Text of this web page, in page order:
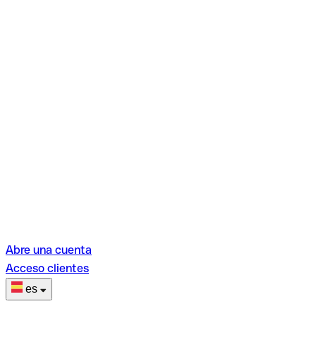
Abre una cuenta
Acceso clientes
es